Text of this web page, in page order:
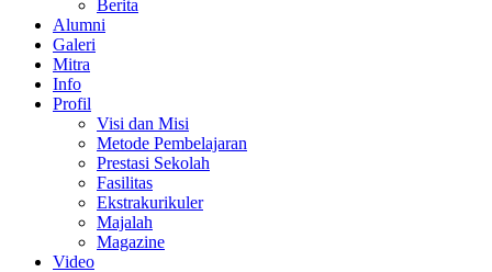
Berita
Alumni
Galeri
Mitra
Info
Profil
Visi dan Misi
Metode Pembelajaran
Prestasi Sekolah
Fasilitas
Ekstrakurikuler
Majalah
Magazine
Video